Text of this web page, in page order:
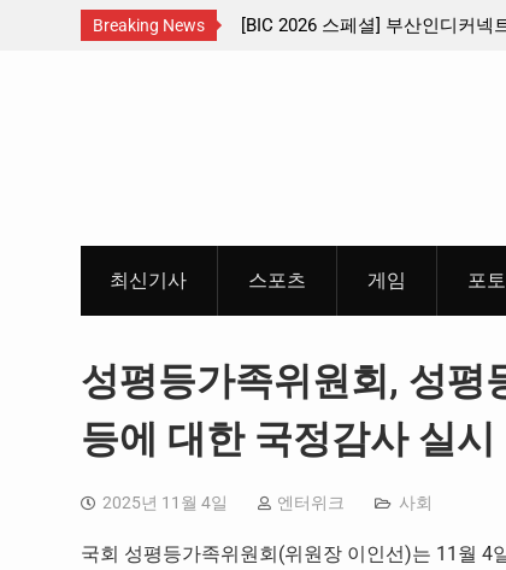
Breaking News
도권 서남부 교통
[BIC 2026 스페셜] 부산인디커넥트페스
최신기사 스포츠 게임 포토
성평등가족위원회, 성평
등에 대한 국정감사 실시
2025년 11월 4일 엔터위크 사회
국회 성평등가족위원회(위원장 이인선)는 11월 4